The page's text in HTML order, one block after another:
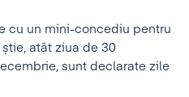
cu un mini-concediu pentru
atât ziua de 30
sunt declarate zile